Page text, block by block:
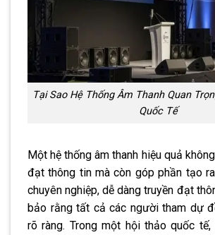
Tại Sao Hệ Thống Âm Thanh Quan
Quốc Tế
Một hệ thống âm thanh hiệu quả
đạt thông tin mà còn góp phần tạo
chuyên nghiệp, dễ dàng truyền đạt
bảo rằng tất cả các người tham dự
rõ ràng. Trong một hội thảo quốc tế,